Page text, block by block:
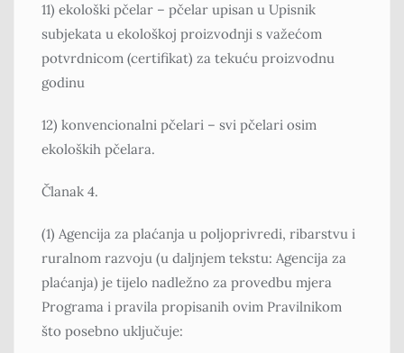
11) ekološki pčelar – pčelar upisan u Upisnik
subjekata u ekološkoj proizvodnji s važećom
potvrdnicom (certifikat) za tekuću proizvodnu
godinu
12) konvencionalni pčelari – svi pčelari osim
ekoloških pčelara.
Članak 4.
(1) Agencija za plaćanja u poljoprivredi, ribarstvu i
ruralnom razvoju (u daljnjem tekstu: Agencija za
plaćanja) je tijelo nadležno za provedbu mjera
Programa i pravila propisanih ovim Pravilnikom
što posebno uključuje: